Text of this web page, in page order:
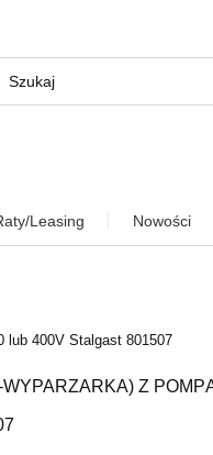
Leasing Nowości
lub 400V Stalgast 801507
Z